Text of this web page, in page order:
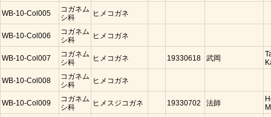
WB-10-Col005
コガネム
シ科
ヒメコガネ
WB-10-Col006
コガネム
シ科
ヒメコガネ
WB-10-Col007
コガネム
シ科
ヒメコガネ 19330618 武岡
WB-10-Col008
コガネム
シ科
ヒメコガネ
WB-10-Col009
コガネム
シ科
ヒメスジコガネ 19330702 法師